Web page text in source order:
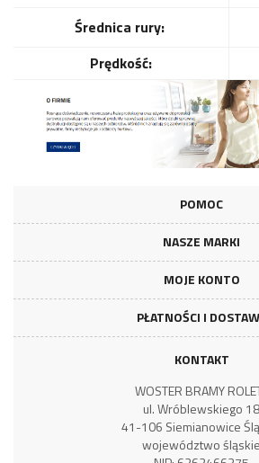
Średnica rury:
Prędkość:
POMOC
NASZE MARKI
MOJE KONTO
PŁATNOŚCI I
KONTAKT
WOSTER BRAMY
ul. Wróblewskiego 18
41-106 Siemianowice
województwo śląskie